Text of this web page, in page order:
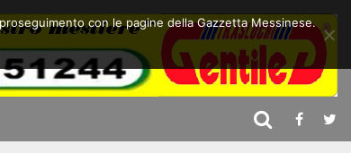
con le pagine della Gazzetta Messinese.